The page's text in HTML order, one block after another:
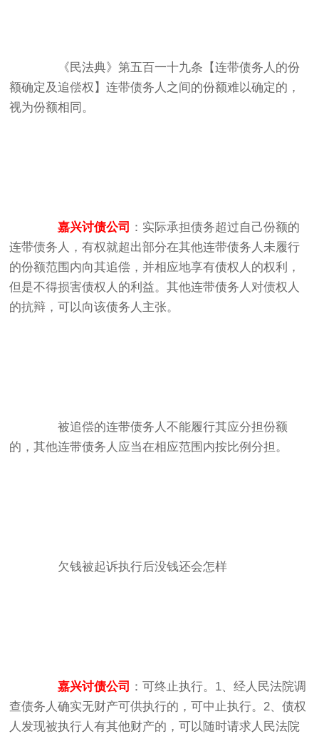
《民法典》第五百一十九条【连带债务人的份
额确定及追偿权】连带债务人之间的份额难以确定的，
视为份额相同。
嘉兴讨债公司
：实际承担债务超过自己份额的
连带债务人，有权就超出部分在其他连带债务人未履行
的份额范围内向其追偿，并相应地享有债权人的权利，
但是不得损害债权人的利益。其他连带债务人对债权人
的抗辩，可以向该债务人主张。
被追偿的连带债务人不能履行其应分担份额
的，其他连带债务人应当在相应范围内按比例分担。
欠钱被起诉执行后没钱还会怎样
嘉兴讨债公司
：可终止执行。1、经人民法院调
查债务人确实无财产可供执行的，可中止执行。2、债权
人发现被执行人有其他财产的，可以随时请求人民法院